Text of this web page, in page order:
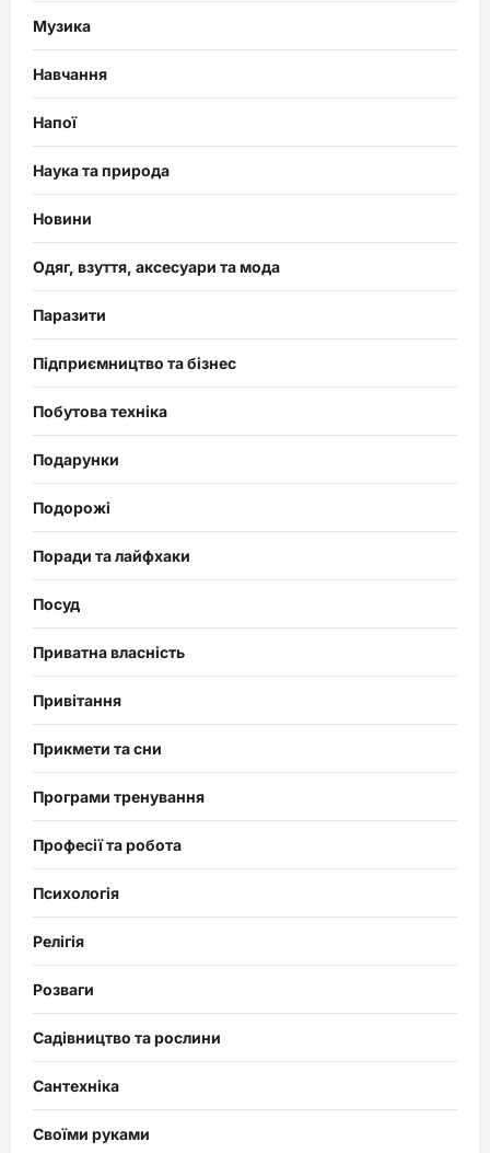
Музика
Навчання
Напої
Наука та природа
Новини
Одяг, взуття, аксесуари та мода
Паразити
Підприємництво та бізнес
Побутова техніка
Подарунки
Подорожі
Поради та лайфхаки
Посуд
Приватна власність
Привітання
Прикмети та сни
Програми тренування
Професії та робота
Психологія
Релігія
Розваги
Садівництво та рослини
Сантехніка
Своїми руками